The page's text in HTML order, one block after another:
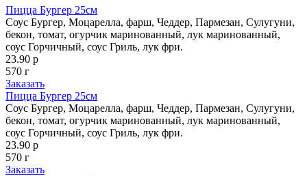
Пицца Бургер 25см
Соус Бургер, Моцарелла, фарш, Чеддер, Пармезан, Сулугуни,
бекон, томат, огурчик маринованный, лук маринованный,
соус Горчичный, соус Гриль, лук фри.
23.90 р
570 г
Заказать
Пицца Бургер 25см
Соус Бургер, Моцарелла, фарш, Чеддер, Пармезан, Сулугуни,
бекон, томат, огурчик маринованный, лук маринованный,
соус Горчичный, соус Гриль, лук фри.
23.90 р
570 г
Заказать